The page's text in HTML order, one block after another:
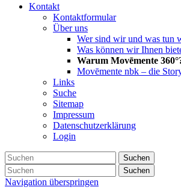
Kontakt
Kontaktformular
Über uns
Wer sind wir und was tun
Was können wir Ihnen
Warum Movēmente
Movēmente nbk – die
Links
Suche
Sitemap
Impressum
Datenschutzerklärung
Login
Suchen
Suchen
Navigation überspringen